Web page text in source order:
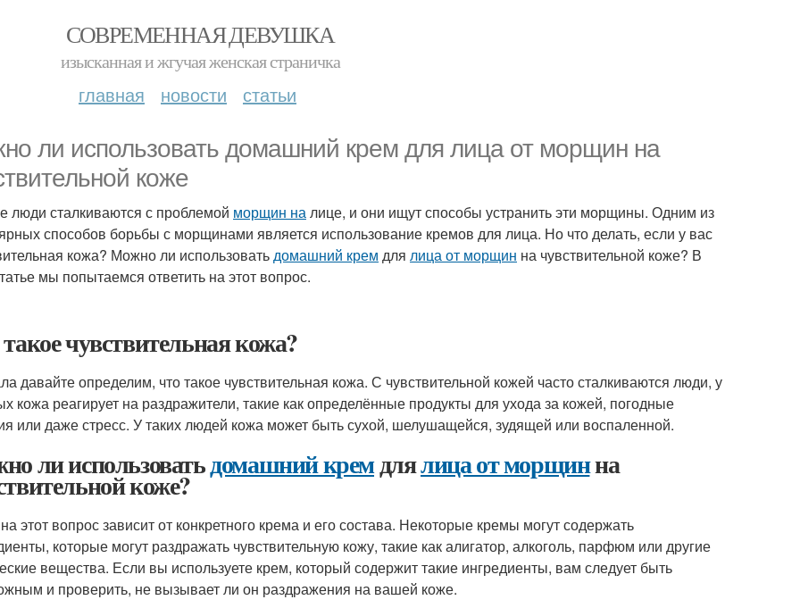
СОВРЕМЕННАЯ ДЕВУШКА
изысканная и жгучая женская страничка
главная новости статьи
ли использовать домашний крем для лица от морщин на
коже
люди сталкиваются с проблемой морщин налице, и они ищут способы устранить эти морщины. Одним из
способов борьбы с морщинами является использование кремов для лица. Но что делать, если у вас
кожа? Можно ли использоватьдомашний крем для лица от морщин на чувствительной коже? В
мы попытаемся ответить на этот вопрос.
чувствительная кожа?
давайте определим, что такое чувствительная кожа. С чувствительной кожей часто сталкиваются люди, у
кожа реагирует на раздражители, такие как определённые продукты для ухода за кожей, погодные
или даже стресс. У таких людей кожа может быть сухой, шелушащейся, зудящей или воспаленной.
ли использоватьдомашний кремдлялица от морщинна
коже?
этот вопрос зависит от конкретного крема и его состава. Некоторые кремы могут содержать
которые могут раздражать чувствительную кожу, такие как алигатор, алкоголь, парфюм или другие
вещества. Если вы используете крем, который содержит такие ингредиенты, вам следует быть
и проверить, не вызывает ли он раздражения на вашей коже.